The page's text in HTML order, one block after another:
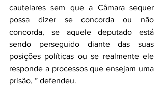
cautelares sem que a Câmara sequer
possa dizer se concorda ou não
concorda, se aquele deputado está
sendo perseguido diante das suas
posições políticas ou se realmente ele
responde a processos que ensejam uma
prisão, ” defendeu.